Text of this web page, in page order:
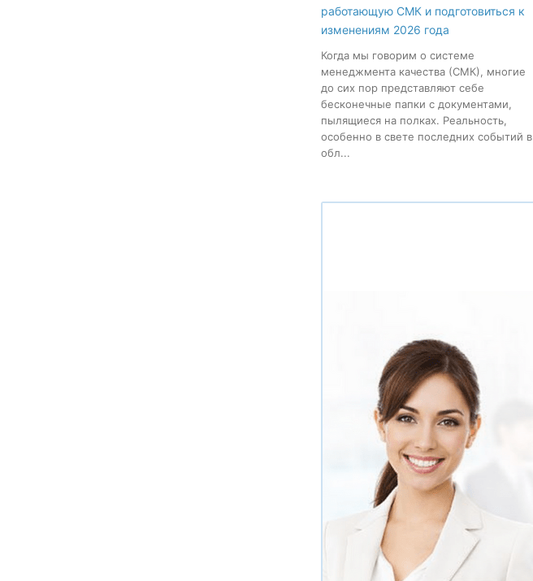
работающую СМК и подготовиться к
изменениям 2026 года
Когда мы говорим о системе
менеджмента качества (СМК), многие
до сих пор представляют себе
бесконечные папки с документами,
пылящиеся на полках. Реальность,
особенно в свете последних событий в
обл...